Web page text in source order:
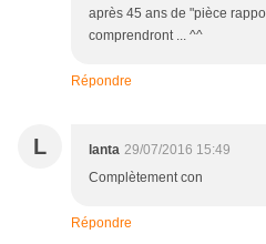
après 45 ans de "pièce
comprendront ... ^^
Répondre
L lanta 29/07/2016 15:49
Complètement con
Répondre